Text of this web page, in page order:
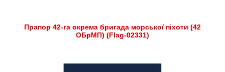
Прапор 42-га окрема бригада морської піхоти (42
ОБрМП) (Flag-02331)